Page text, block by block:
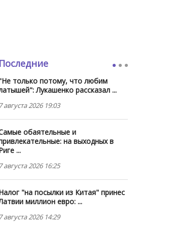
Последние
только потому, что любим
Лукашенко рассказал ...
7 августа 2026 19:03
обаятельные и
на выходных в
...
7 августа 2026 16:25
"на посылки из Китая" принес
миллион евро: ...
7 августа 2026 14:29